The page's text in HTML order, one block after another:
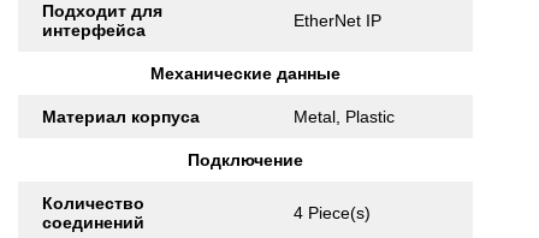
Подходит для
интерфейса
EtherNet IP
Механические данные
Материал корпуса Metal, Plastic
Подключение
Количество
соединений
4 Piece(s)